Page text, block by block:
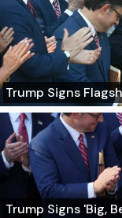
Trump Signs
Trump Signs 'Big,